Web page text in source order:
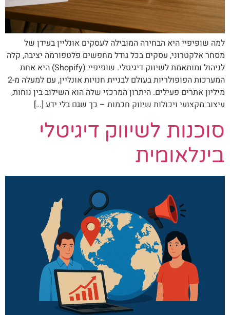
למה שופיפיי היא הבחירה המובילה לעסקים אונליין בעידן של
מסחר אלקטרוני, עסקים בכל גודל מחפשים פלטפורמה יציבה, קלה
לניהול ומותאמת לשיווק דיגיטלי. שופיפיי (Shopify) היא אחת
המערכות הפופולריות בעולם לבניית חנויות אונליין, עם למעלה מ-2
מיליון אתרים פעילים. היתרון המרכזי שלה הוא השילוב בין נוחות,
עיצוב מקצועי ויכולות שיווק חכמות – כך שגם בלי ידע […]
סוכנות לשיווק דיגיטלי
בינלאומית